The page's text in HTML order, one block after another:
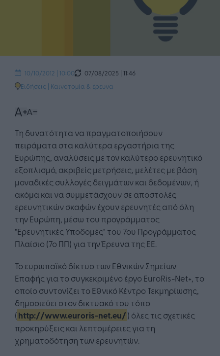
10/10/2012 | 10:00
07/08/2025 | 11:46
Ειδήσεις | Καινοτομία & έρευνα
Τη δυνατότητα να πραγματοποιήσουν
πειράματα στα καλύτερα εργαστήρια της
Ευρώπης, αναλύσεις με τον καλύτερο ερευνητικό
εξοπλισμό, ακριβείς μετρήσεις, μελέτες με βάση
μοναδικές συλλογές δειγμάτων και δεδομένων, ή
ακόμα και να συμμετάσχουν σε αποστολές
ερευνητικών σκαφών έχουν ερευνητές από όλη
την Ευρώπη, μέσω του προγράμματος
"Ερευνητικές Υποδομές" του 7ου Προγράμματος
Πλαίσιο (7ο ΠΠ) για την Έρευνα της ΕΕ.
Το ευρωπαϊκό δίκτυο των Εθνικών Σημείων
Επαφής για το συγκεκριμένο έργο EuroRis-Net+, το
οποίο συντονίζει το Εθνικό Κέντρο Τεκμηρίωσης,
δημοσιεύει στον δικτυακό του τόπο
(http://www.euroris-net.eu/) όλες τις σχετικές
προκηρύξεις και λεπτομέρειες για τη
χρηματοδότηση των ερευνητών.